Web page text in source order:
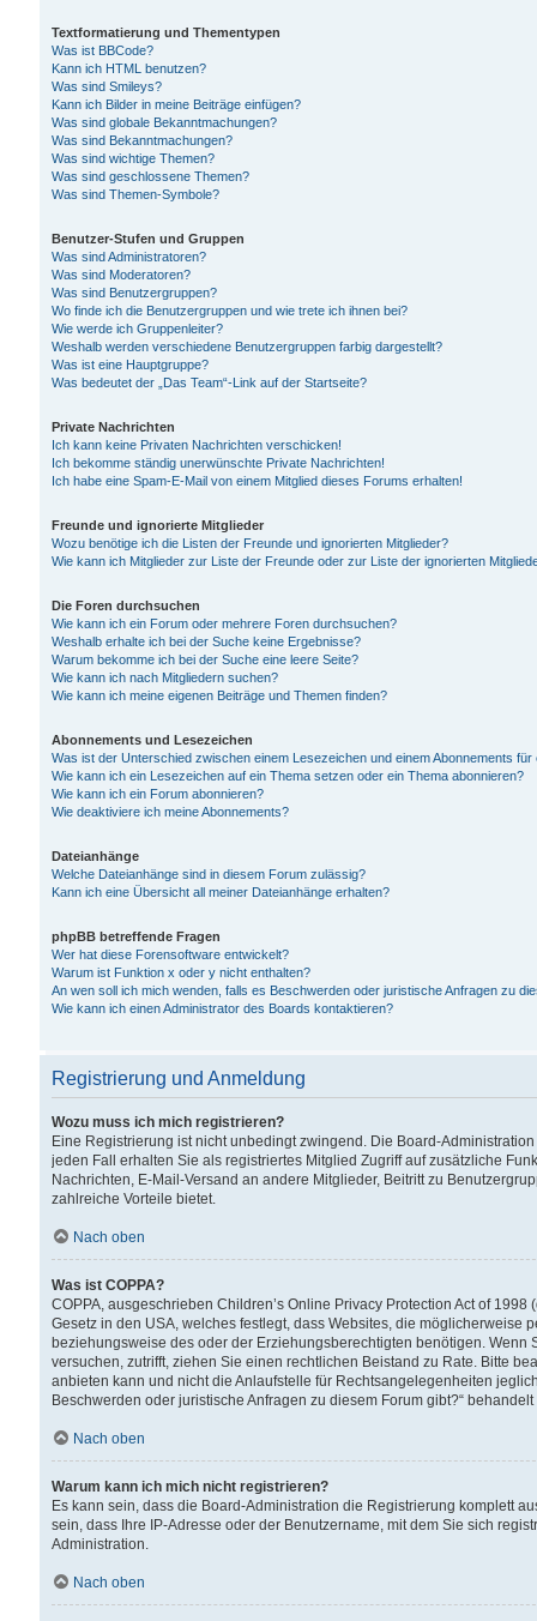
Textformatierung und Thementypen
Was ist BBCode?
Kann ich HTML benutzen?
Was sind Smileys?
Kann ich Bilder in meine Beiträge einfügen?
Was sind globale Bekanntmachungen?
Was sind Bekanntmachungen?
Was sind wichtige Themen?
Was sind geschlossene Themen?
Was sind Themen-Symbole?
Benutzer-Stufen und Gruppen
Was sind Administratoren?
Was sind Moderatoren?
Was sind Benutzergruppen?
Wo finde ich die Benutzergruppen und wie trete ich ihnen bei?
Wie werde ich Gruppenleiter?
Weshalb werden verschiedene Benutzergruppen farbig dargestellt?
Was ist eine Hauptgruppe?
Was bedeutet der „Das Team“-Link auf der Startseite?
Private Nachrichten
Ich kann keine Privaten Nachrichten verschicken!
Ich bekomme ständig unerwünschte Private Nachrichten!
Ich habe eine Spam-E-Mail von einem Mitglied dieses Forums erhalten!
Freunde und ignorierte Mitglieder
Wozu benötige ich die Listen der Freunde und ignorierten Mitglieder?
Wie kann ich Mitglieder zur Liste der Freunde oder zur Liste der ignorierten
Die Foren durchsuchen
Wie kann ich ein Forum oder mehrere Foren durchsuchen?
Weshalb erhalte ich bei der Suche keine Ergebnisse?
Warum bekomme ich bei der Suche eine leere Seite?
Wie kann ich nach Mitgliedern suchen?
Wie kann ich meine eigenen Beiträge und Themen finden?
Abonnements und Lesezeichen
Was ist der Unterschied zwischen einem Lesezeichen und einem Abonnements
Wie kann ich ein Lesezeichen auf ein Thema setzen oder ein Thema abonnieren?
Wie kann ich ein Forum abonnieren?
Wie deaktiviere ich meine Abonnements?
Dateianhänge
Welche Dateianhänge sind in diesem Forum zulässig?
Kann ich eine Übersicht all meiner Dateianhänge erhalten?
phpBB betreffende Fragen
Wer hat diese Forensoftware entwickelt?
Warum ist Funktion x oder y nicht enthalten?
An wen soll ich mich wenden, falls es Beschwerden oder juristische Anfragen zu
Wie kann ich einen Administrator des Boards kontaktieren?
Registrierung und Anmeldung
Wozu muss ich mich registrieren?
Eine Registrierung ist nicht unbedingt zwingend. Die Board-
jeden Fall erhalten Sie als registriertes Mitglied Zugriff auf zusätzliche
Nachrichten, E-Mail-Versand an andere Mitglieder, Beitritt zu
zahlreiche Vorteile bietet.
Nach oben
Was ist COPPA?
COPPA, ausgeschrieben Children’s Online Privacy Protection Act of
Gesetz in den USA, welches festlegt, dass Websites, die
beziehungsweise des oder der Erziehungsberechtigten benötigen.
versuchen, zutrifft, ziehen Sie einen rechtlichen Beistand zu Rate. Bitte
anbieten kann und nicht die Anlaufstelle für Rechtsangelegenheiten
Beschwerden oder juristische Anfragen zu diesem Forum gibt?“
Nach oben
Warum kann ich mich nicht registrieren?
Es kann sein, dass die Board-Administration die Registrierung komplett
sein, dass Ihre IP-Adresse oder der Benutzername, mit dem Sie sich
Administration.
Nach oben